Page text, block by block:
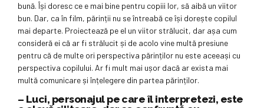
bună. Își doresc ce e mai bine pentru copiii lor, să aibă un viitor
bun. Dar, ca în film, părinții nu se întreabă ce își dorește copilul
mai departe. Proiectează pe el un viitor strălucit, dar așa cum
consideră ei că ar fi strălucit și de acolo vine multă presiune
pentru că de multe ori perspectiva părinților nu este aceeași cu
perspectiva copilului. Ar fi mult mai ușor dacă ar exista mai
multă comunicare și înțelegere din partea părinților.
– Luci, personajul pe care îl interpretezi, este